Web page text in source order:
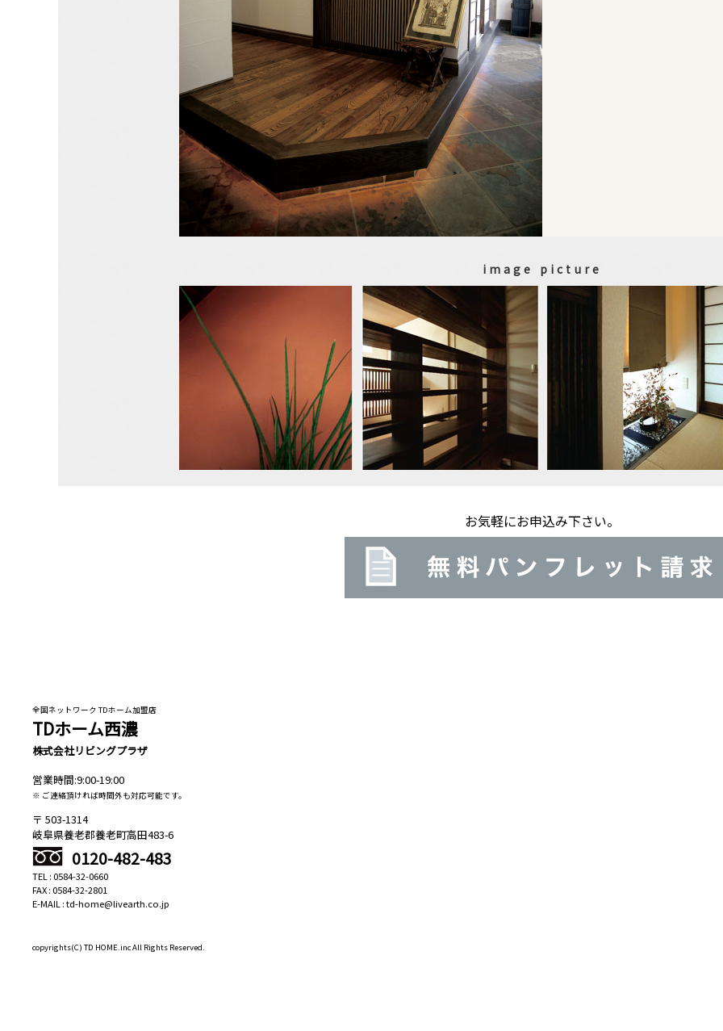
image picture
お気軽にお申込み下さい。
全国ネットワーク TDホーム加盟店
TDホーム西濃
株式会社リビングプラザ
営業時間:9:00-19:00
※ ご連絡頂ければ時間外も対応可能です。
503-1314
岐阜県養老郡養老町高田483-6
0120-482-483
TEL : 0584-32-0660
FAX : 0584-32-2801
E-MAIL : td-home@livearth.co.jp
copyrights(C) TD HOME.inc All Rights Reserved.